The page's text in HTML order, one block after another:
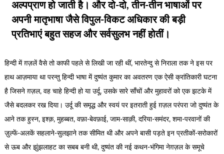
अल्पप्राण हो जाती है। और दो-दो, तीन-तीन भाषाओं पर
अपनी मातृभाषा जैसे विपुल-विकट अधिकार की बड़ी
प्रतिभाएं बहुत सहज और सर्वसुलभ नहीं होतीं।
हिन्दी में ग़ज़लें वैसे तो काफी पहले से लिखी जा रही थीं, भारतेन्दु से निराला तक ने इस पर
हाथ आज़माया था परन्तु हिन्दी भाषा में दुष्यंत कुमार का अवतरण एक ऐसी क्रांतिकारी घटना
है जिसने ग़ज़ल, वह चाहे हिन्दी हो या उर्दू, उसके सारे साँचों और मुहावरों को एक झटके में
जैसे बदलकर रख दिया। उर्दू की समृद्ध और स्वयं पर इतराती हुई ग़ज़ल परंपरा जो दुष्यंत के
आने तक हुस्न, इश्क़, मुहब्बत, वफ़ा-बेवफ़ाई, जाम-साक़ी, दरिया-समंदर, शमा-परवानों की
ज़ुल्फें-अलकें सहलाने-सुलझाने तक सीमित थी और अपने बासी पड़ते इन प्रतीकों-सरोकारों
से ऊब और झुंझलाहट का सबब बनी थी, दुष्यंत की नई कथन-भंगिमा नेग़ज़ल के समूचे